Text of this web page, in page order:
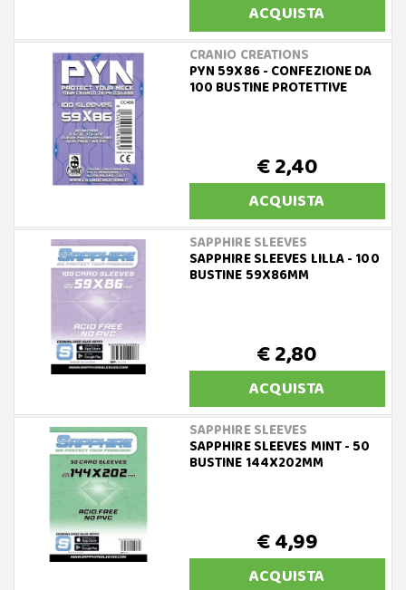
ACQUISTA
CRANIO CREATIONS
PYN 59X86 - CONFEZIONE DA
100 BUSTINE PROTETTIVE
€ 2,40
ACQUISTA
SAPPHIRE SLEEVES
SAPPHIRE SLEEVES LILLA - 100
BUSTINE 59X86MM
€ 2,80
ACQUISTA
SAPPHIRE SLEEVES
SAPPHIRE SLEEVES MINT - 50
BUSTINE 144X202MM
€ 4,99
ACQUISTA